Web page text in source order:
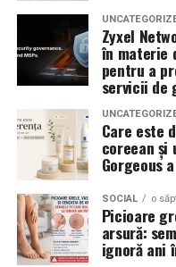
La evenimentele auto
componente
si fotografii surprind
care roata umple aripa,
aspectul general al
Anvelopele curate, cu
uniforma, contribuie la
masini de show. In
jantele si intaresc
vorbim despre un stil
Zyxel
în materie
pentru a
servicii de
Care este
coreean și
Gorgeous
SOCIAL o
Picioare
arsură:
ignoră ani